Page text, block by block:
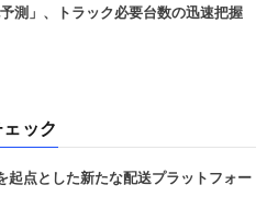
測」、トラック必要台数の迅速把握
ェック
点とした新たな配送プラットフォー